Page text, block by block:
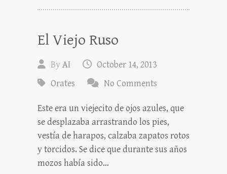
El Viejo Ruso
ByAI
October 14, 2013
Orates
No Comments
Este era un viejecito de ojos azules, que
se desplazaba arrastrando los pies,
vestía de harapos, calzaba zapatos rotos
y torcidos. Se dice que durante sus años
mozos había sido…